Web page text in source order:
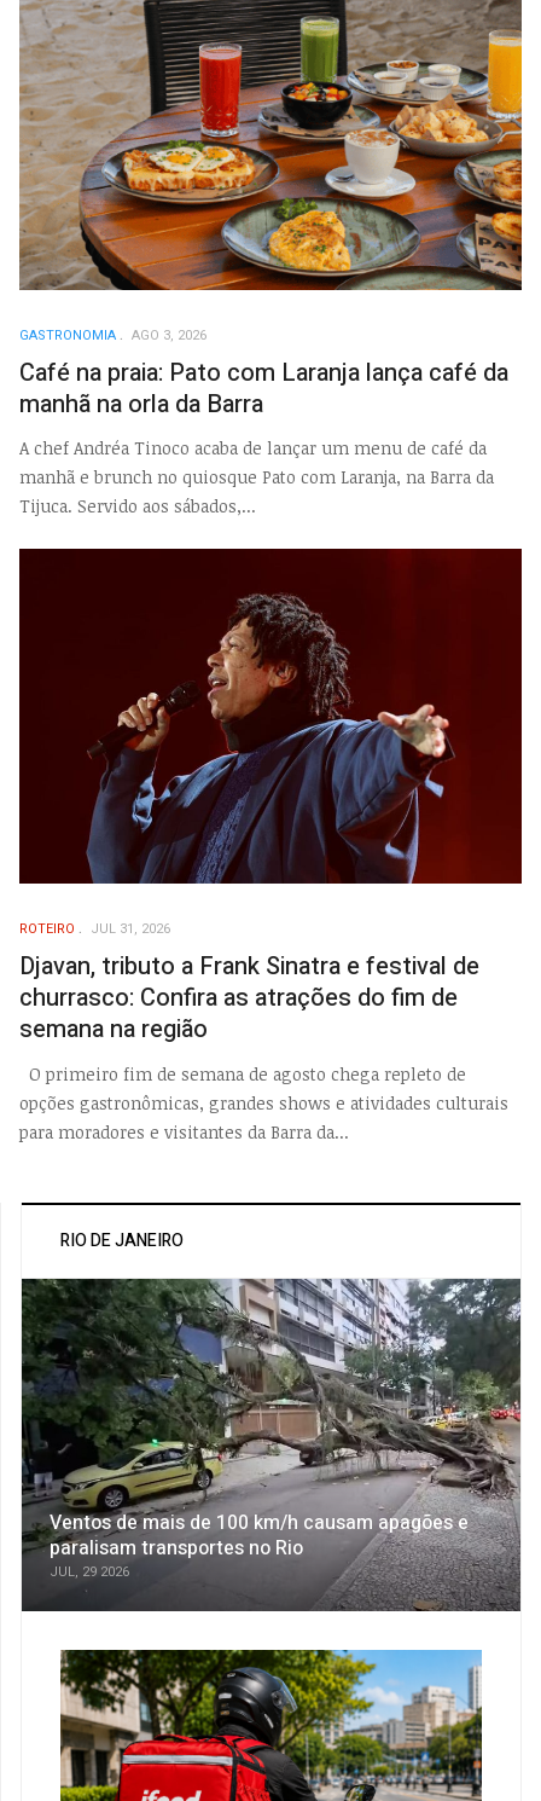
GASTRONOMIA AGO 3, 2026
Café na praia: Pato com Laranja lança café da
manhã na orla da Barra
A chef Andréa Tinoco acaba de lançar um menu de café da
manhã e brunch no quiosque Pato com Laranja, na Barra da
Tijuca. Servido aos sábados,...
ROTEIRO JUL 31, 2026
Djavan, tributo a Frank Sinatra e festival de
churrasco: Confira as atrações do fim de
semana na região
O primeiro fim de semana de agosto chega repleto de
opções gastronômicas, grandes shows e atividades culturais
para moradores e visitantes da Barra da...
RIO DE JANEIRO
Ventos de mais de 100 km/h causam apagões e
paralisam transportes no Rio
JUL, 29 2026